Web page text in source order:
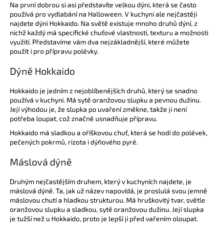
Na první dobrou si asi představíte velkou dýni, která se často
používá pro vydlabání na Halloween. V kuchyni ale nejčastěji
najdete dýni Hokkaido. Na světě existuje mnoho druhů dýní, z
nichž každý má specifické chuťové vlastnosti, texturu a možnosti
využití. Představíme vám dva nejzákladnější, které můžete
použít i pro přípravu polévky.
Dýně Hokkaido
Hokkaido je jedním z nejoblíbenějších druhů, který se snadno
používá v kuchyni. Má sytě oranžovou slupku a pevnou dužinu.
Její výhodou je, že slupka po uvaření změkne, takže ji není
potřeba loupat, což značně usnadňuje přípravu.
Hokkaido má sladkou a oříškovou chuť, která se hodí do polévek,
pečených pokrmů, rizota i dýňového pyré.
Máslová dýně
Druhým nejčastějším druhem, který v kuchyních najdete, je
máslová dýně. Ta, jak už název napovídá, je proslulá svou jemně
máslovou chutí a hladkou strukturou. Má hruškovitý tvar, světle
oranžovou slupku a sladkou, sytě oranžovou dužinu. Její slupka
je tužší než u Hokkaido, proto je lepší ji před vařením oloupat.